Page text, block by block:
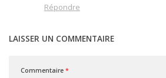
Répondre
LAISSER UN COMMENTAIRE
Commentaire *